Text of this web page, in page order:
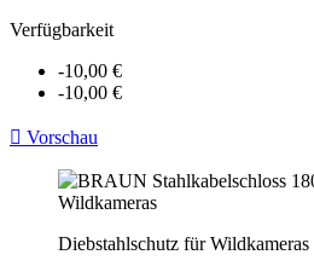
Verfügbarkeit
-10,00 €
-10,00 €
 Vorschau
Diebstahlschutz für Wildkameras